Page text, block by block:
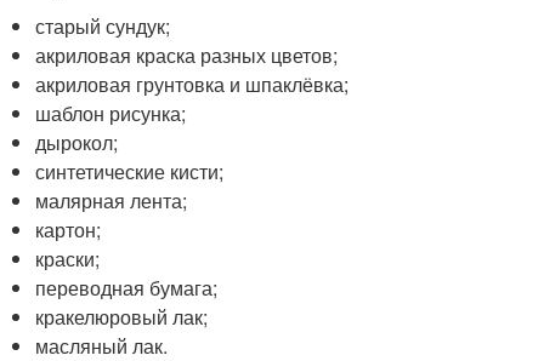
старый сундук;
акриловая краска разных цветов;
акриловая грунтовка и шпаклёвка;
шаблон рисунка;
дырокол;
синтетические кисти;
малярная лента;
картон;
краски;
переводная бумага;
кракелюровый лак;
масляный лак.